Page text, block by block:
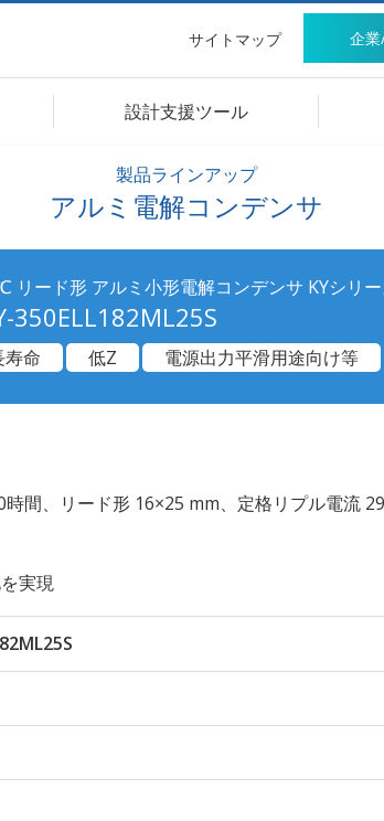
サイトマップ 企業
設計支援ツール
製品ラインアップ
アルミ電解コンデンサ
リード形 アルミ小形電解コンデンサ KYシリ
350ELL182ML25S
寿命
低Z 電源出力平滑用途向け等
間、リード形 16×25 mm、定格リプル電流
実現